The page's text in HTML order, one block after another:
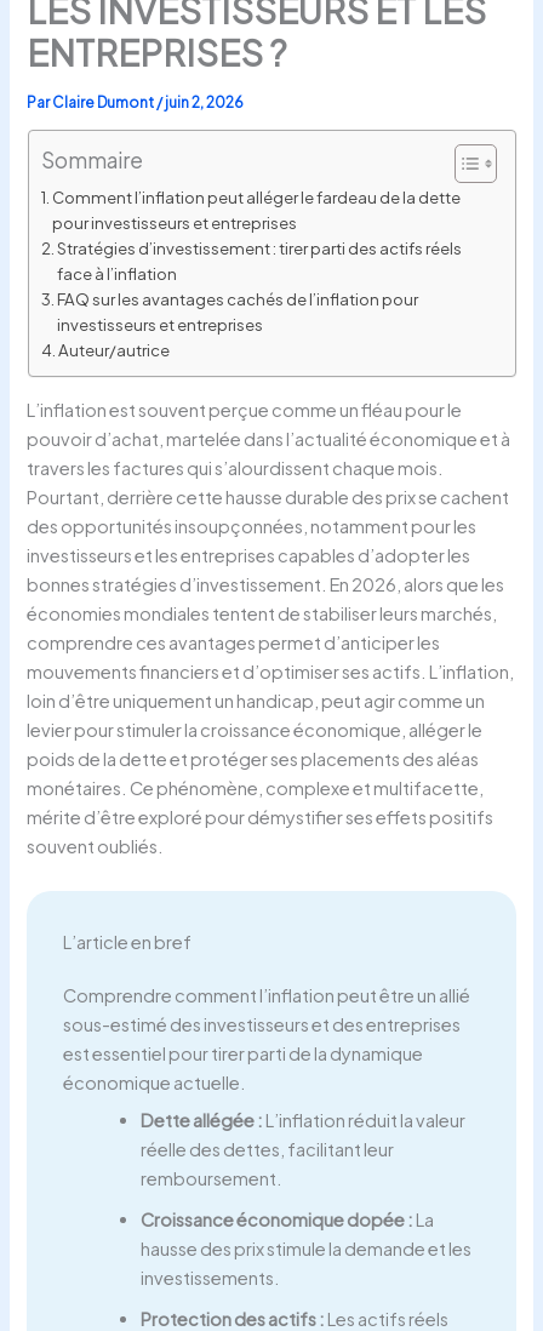
LES INVESTISSEURS ET LES
ENTREPRISES ?
ParClaire Dumont /juin 2, 2026
Sommaire
Comment l’inflation peut alléger le fardeau de la dette
pour investisseurs et entreprises
Stratégies d’investissement : tirer parti des actifs réels
face à l’inflation
FAQ sur les avantages cachés de l’inflation pour
investisseurs et entreprises
Auteur/autrice
L’inflation est souvent perçue comme un fléau pour le
pouvoir d’achat, martelée dans l’actualité économique et à
travers les factures qui s’alourdissent chaque mois.
Pourtant, derrière cette hausse durable des prix se cachent
des opportunités insoupçonnées, notamment pour les
investisseurs et les entreprises capables d’adopter les
bonnes stratégies d’investissement. En 2026, alors que les
économies mondiales tentent de stabiliser leurs marchés,
comprendre ces avantages permet d’anticiper les
mouvements financiers et d’optimiser ses actifs. L’inflation,
loin d’être uniquement un handicap, peut agir comme un
levier pour stimuler la croissance économique, alléger le
poids de la dette et protéger ses placements des aléas
monétaires. Ce phénomène, complexe et multifacette,
mérite d’être exploré pour démystifier ses effets positifs
souvent oubliés.
L’article en bref
Comprendre comment l’inflation peut être un allié
sous-estimé des investisseurs et des entreprises
est essentiel pour tirer parti de la dynamique
économique actuelle.
Dette allégée : L’inflation réduit la valeur
réelle des dettes, facilitant leur
remboursement.
Croissance économique dopée : La
hausse des prix stimule la demande et les
investissements.
Protection des actifs : Les actifs réels